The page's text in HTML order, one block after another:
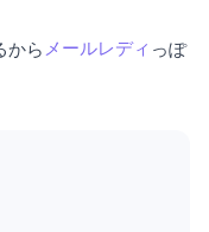
から メールレディ っぽ